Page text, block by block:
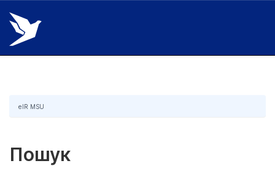
Skip
navigation
eIR MSU
Пошук